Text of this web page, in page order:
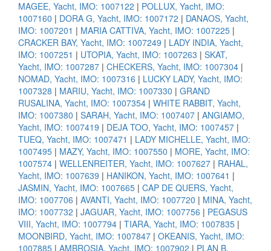
MAGEE, Yacht, IMO: 1007122 | POLLUX, Yacht, IMO:
1007160 | DORA G, Yacht, IMO: 1007172 | DANAOS, Yacht,
IMO: 1007201 | MARIA CATTIVA, Yacht, IMO: 1007225 |
CRACKER BAY, Yacht, IMO: 1007249 | LADY INDIA, Yacht,
IMO: 1007251 | UTOPIA, Yacht, IMO: 1007263 | SKAT,
Yacht, IMO: 1007287 | CHECKERS, Yacht, IMO: 1007304 |
NOMAD, Yacht, IMO: 1007316 | LUCKY LADY, Yacht, IMO:
1007328 | MARIU, Yacht, IMO: 1007330 | GRAND
RUSALINA, Yacht, IMO: 1007354 | WHITE RABBIT, Yacht,
IMO: 1007380 | SARAH, Yacht, IMO: 1007407 | ANGIAMO,
Yacht, IMO: 1007419 | DEJA TOO, Yacht, IMO: 1007457 |
TUEQ, Yacht, IMO: 1007471 | LADY MICHELLE, Yacht, IMO:
1007495 | MAZY, Yacht, IMO: 1007550 | MORE, Yacht, IMO:
1007574 | WELLENREITER, Yacht, IMO: 1007627 | RAHAL,
Yacht, IMO: 1007639 | HANIKON, Yacht, IMO: 1007641 |
JASMIN, Yacht, IMO: 1007665 | CAP DE QUERS, Yacht,
IMO: 1007706 | AVANTI, Yacht, IMO: 1007720 | MINA, Yacht,
IMO: 1007732 | JAGUAR, Yacht, IMO: 1007756 | PEGASUS
VIII, Yacht, IMO: 1007794 | TIARA, Yacht, IMO: 1007835 |
MOONBIRD, Yacht, IMO: 1007847 | OKEANIS, Yacht, IMO:
1007885 | AMBROSIA, Yacht, IMO: 1007902 | PLAN B,